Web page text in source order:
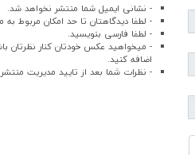
- نشانی ایمیل شما منتشر نخواهد شد.
- لطفا دیدگاهتان تا حد امکان مربوط
- لطفا فارسی بنویسید.
- میخواهید عکس خودتان کنار نظرتان
اضافه کنید.
- نظرات شما بعد از تایید مدیریت